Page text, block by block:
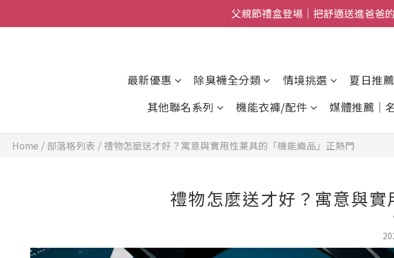
全館$800免運｜任搭８折起｜
父親節禮盒登場｜把舒適送進爸爸
全館$800免運｜任搭８折起
最新優惠 除臭襪全分類 情境挑選 夏日推
其他聯名系列
機能衣褲/配件 媒體推薦｜
Home / 部落格列表 /禮物怎麼送才好？寓意與實用性兼具的「機能織品」正熱門
禮物怎麼送才好？寓意與